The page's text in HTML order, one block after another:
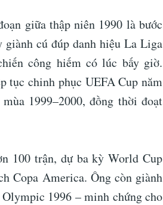
giữa thập niên 1990 là bước
giành cú đúp danh hiệu La Liga
công hiếm có lúc bấy giờ.
tục chinh phục UEFA Cup năm
1999–2000, đồng thời đoạt
100 trận, dự ba kỳ World Cup
Copa America. Ông còn giành
1996 – minh chứng cho